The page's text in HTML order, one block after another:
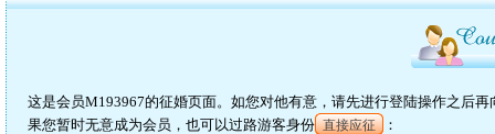
这是会员M193967的征婚页面。如您对他有意，请先进行登陆操作之后
果您暂时无意成为会员，也可以过路游客身份 直接应征 ：